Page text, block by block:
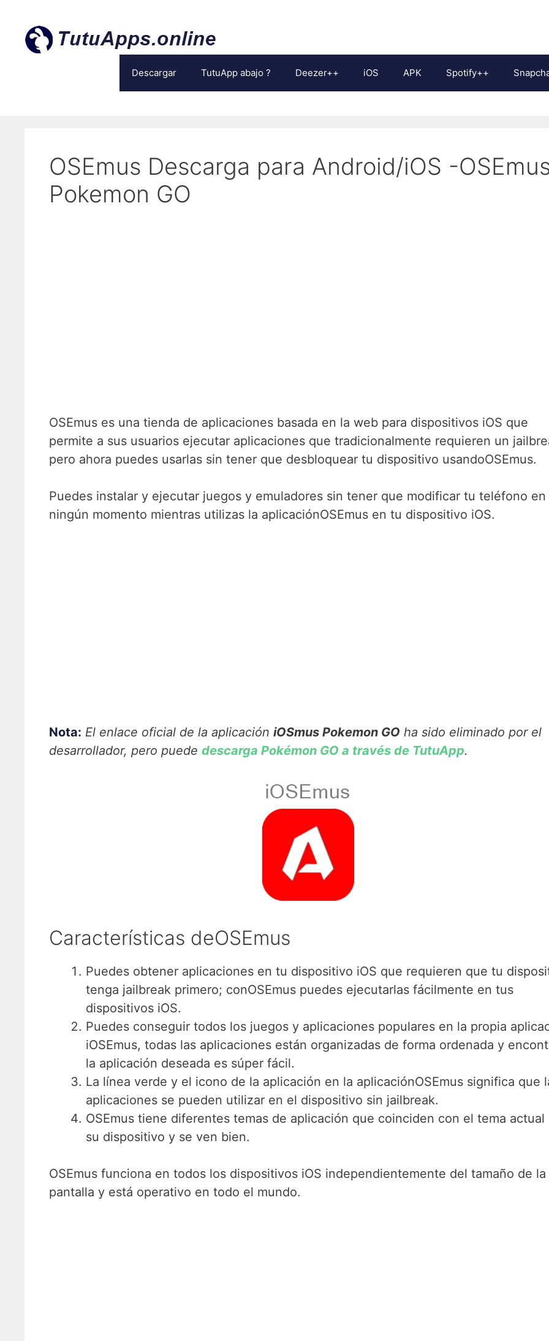
contenido
Descargar TutuApp abajo ? Deezer++ iOS APK Spotify++
OSEmus Descarga para Android/iOS -
Pokemon GO
OSEmus es una tienda de aplicaciones basada en la web para dispositivos iOS que
permite a sus usuarios ejecutar aplicaciones que tradicionalmente requieren un
pero ahora puedes usarlas sin tener que desbloquear tu dispositivo usandoOSEmus.
Puedes instalar y ejecutar juegos y emuladores sin tener que modificar tu teléfono en
ningún momento mientras utilizas la aplicaciónOSEmus en tu dispositivo iOS.
Nota: El enlace oficial de la aplicación iOSmus Pokemon GO ha sido eliminado por el
desarrollador, pero puede descarga Pokémon GO a través de TutuApp.
Características deOSEmus
Puedes obtener aplicaciones en tu dispositivo iOS que requieren que tu
tenga jailbreak primero; conOSEmus puedes ejecutarlas fácilmente en tus
dispositivos iOS.
Puedes conseguir todos los juegos y aplicaciones populares en la propia
iOSEmus, todas las aplicaciones están organizadas de forma ordenada y
la aplicación deseada es súper fácil.
La línea verde y el icono de la aplicación en la aplicaciónOSEmus significa que
aplicaciones se pueden utilizar en el dispositivo sin jailbreak.
OSEmus tiene diferentes temas de aplicación que coinciden con el tema actual
su dispositivo y se ven bien.
OSEmus funciona en todos los dispositivos iOS independientemente del tamaño de la
pantalla y está operativo en todo el mundo.